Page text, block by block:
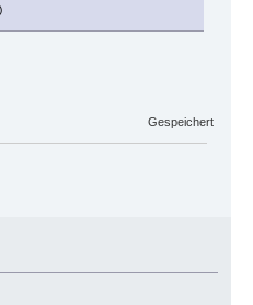
Gespeichert